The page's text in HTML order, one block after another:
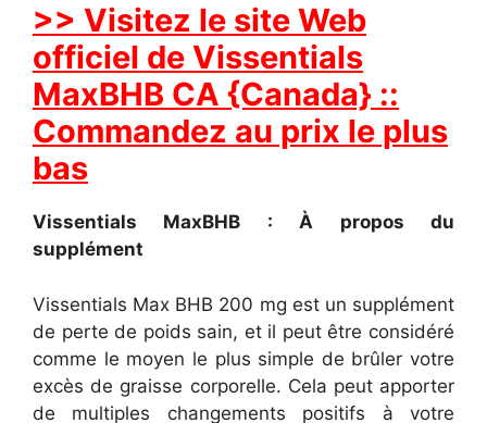
>> Visitez le site Web
officiel de Vissentials
MaxBHB CA {Canada} ::
Commandez au prix le plus
bas
Vissentials MaxBHB : À propos du
supplément
Vissentials Max BHB 200 mg est un supplément
de perte de poids sain, et il peut être considéré
comme le moyen le plus simple de brûler votre
excès de graisse corporelle. Cela peut apporter
de multiples changements positifs à votre